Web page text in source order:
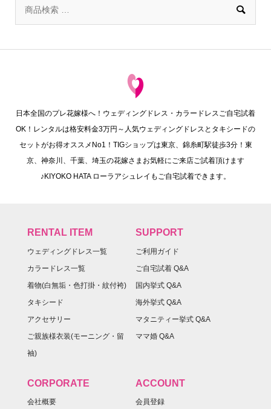

日本全国のプレ花嫁様へ！ウェディングドレス・カラードレスご自宅試着
OK！レンタルは格安料金3万円～人気ウェディングドレスとタキシードの
セットがお得オススメNo1！TIGショップは東京、錦糸町駅徒歩3分！東
京、神奈川、千葉、埼玉の花嫁さまお気軽にご来店ご試着頂けます
♪KIYOKO HATA ローラアシュレイもご自宅試着できます。
RENTAL ITEM
ウェディングドレス一覧
カラードレス一覧
着物(白無垢・色打掛・紋付袴)
タキシード
アクセサリー
ご親族様衣装(モーニング・留
袖)
SUPPORT
ご利用ガイド
ご自宅試着 Q&A
国内挙式 Q&A
海外挙式 Q&A
マタニティー挙式 Q&A
ママ婚 Q&A
CORPORATE
会社概要
ACCOUNT
会員登録